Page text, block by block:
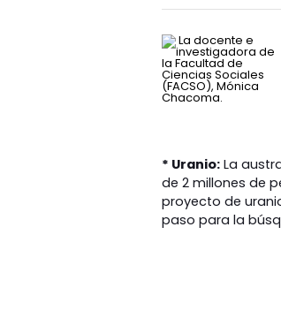
* Uranio: La
de 2 millones de
proyecto de
paso para la